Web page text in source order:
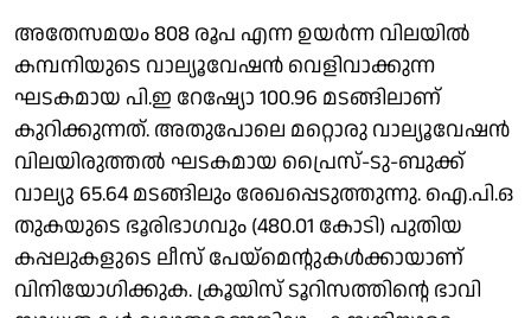
അതേസമയം 808 രൂപ എന്ന ഉയർന്ന വിലയിൽ
കമ്പനിയുടെ വാല്യൂവേഷൻ വെളിവാക്കുന്ന
ഘടകമായ പി.ഇ റേഷ്യോ 100.96 മടങ്ങിലാണ്
കുറിക്കുന്നത്. അതുപോലെ മറ്റൊരു വാല്യൂവേഷൻ
വിലയിരുത്തൽ ഘടകമായ പ്രൈസ്-ടു-ബുക്ക്
വാല്യു 65.64 മടങ്ങിലും രേഖപ്പെടുത്തുന്നു. ഐ.പി.ഒ
തുകയുടെ ഭൂരിഭാഗവും (480.01 കോടി) പുതിയ
കപ്പലുകളുടെ ലീസ് പേയ്‌മെന്റുകൾക്കായാണ്
വിനിയോഗിക്കുക. ക്രൂയിസ് ടൂറിസത്തിന്റെ ഭാവി